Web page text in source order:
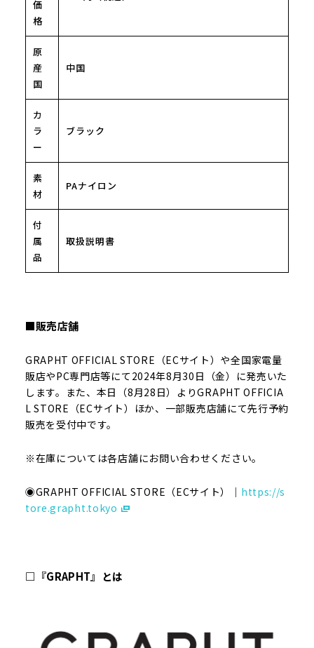
価
格
原
産
国
中国
カ
ラ
ー
ブラック
素
材
PAナイロン
付
属
品
取扱説明書
■販売店舗
GRAPHT OFFICIAL STORE（ECサイト）や全国家電量
販店やPC専門店等にて2024年8月30日（金）に発売いた
します。また、本日（8月28日）よりGRAPHT OFFICIA
L STORE（ECサイト）ほか、一部販売店舗にて先行予約
販売を受付中です。
※在庫については各店舗にお問い合わせください。
◉GRAPHT OFFICIAL STORE（ECサイト）｜ https://s
tore.grapht.tokyo
□『GRAPHT』とは